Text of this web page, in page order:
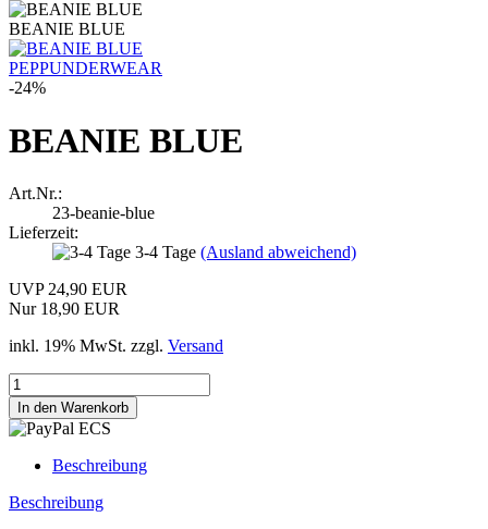
BEANIE BLUE
PEPPUNDERWEAR
-24%
BEANIE BLUE
Art.Nr.:
23-beanie-blue
Lieferzeit:
3-4 Tage (Ausland abweichend)
UVP 24,90 EUR
Nur 18,90 EUR
inkl. 19% MwSt. zzgl. Versand
Beschreibung
Beschreibung